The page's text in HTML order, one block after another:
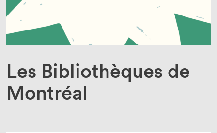
Enseignant·e·s
Bénévoles
Médias
Les Bibliothèques de
Montréal